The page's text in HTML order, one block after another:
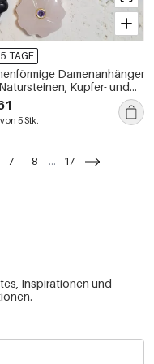
TAGE
Damenanhänger
Kupfer- und
Zirkon
5 Stk.
7 8 ... 17
Inspirationen und